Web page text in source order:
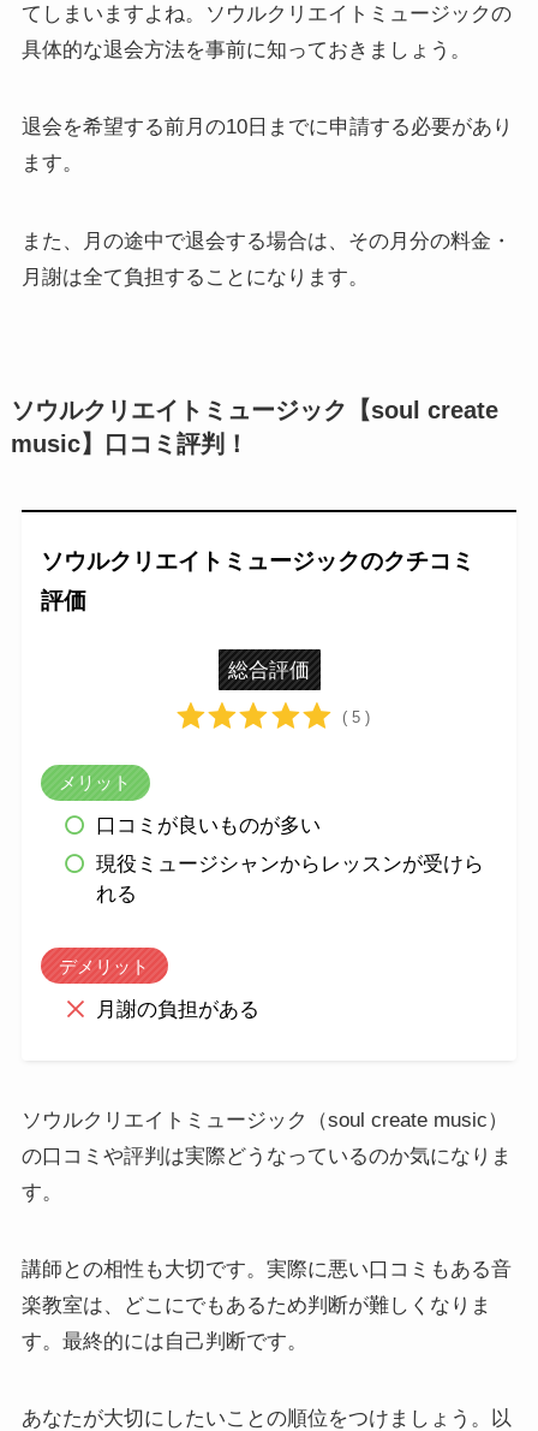
てしまいますよね。ソウルクリエイトミュージックの
具体的な退会方法を事前に知っておきましょう。
退会を希望する前月の10日までに申請する必要があり
ます。
また、月の途中で退会する場合は、その月分の料金・
月謝は全て負担することになります。
ソウルクリエイトミュージック【soul create
music】口コミ評判！
ソウルクリエイトミュージックのクチコミ
評価
総合評価
( 5 )
メリット
口コミが良いものが多い
現役ミュージシャンからレッスンが受けら
れる
デメリット
月謝の負担がある
ソウルクリエイトミュージック（soul create music）
の口コミや評判は実際どうなっているのか気になりま
す。
講師との相性も大切です。実際に悪い口コミもある音
楽教室は、どこにでもあるため判断が難しくなりま
す。最終的には自己判断です。
あなたが大切にしたいことの順位をつけましょう。以